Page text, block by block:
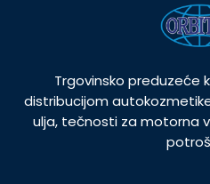
Trgovinsko preduzeće
distribucijom
ulja, tečnosti za motorna